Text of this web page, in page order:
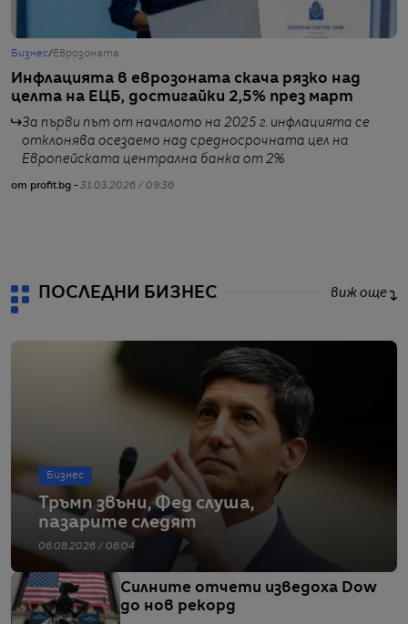
Бизнес/ Еврозоната
Инфлацията в еврозоната скача рязко над
целта на ЕЦБ, достигайки 2,5% през март
За първи път от началото на 2025 г. инфлацията се
отклонява осезаемо над средносрочната цел на
Европейската централна банка от 2%
от profit.bg - 31.03.2026 / 09:36
ПОСЛЕДНИ БИЗНЕС виж още
Бизнес
Тръмп звъни, Фед слуша,
пазарите следят
06.08.2026 / 06:04
Силните отчети изведоха Dow
до нов рекорд